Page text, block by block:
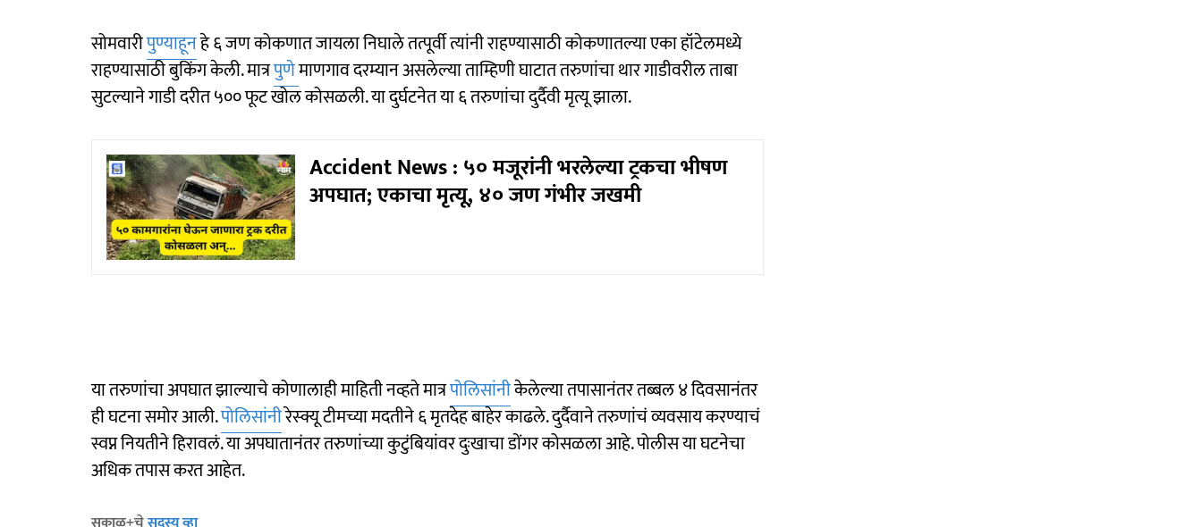
सोमवारीपुण्याहूनहे ६ जण कोकणात जायला निघाले तत्पूर्वी त्यांनी राहण्यासाठी कोकणातल्या एका हॉटेलमध्ये
राहण्यासाठी बुकिंग केली. मात्रपुणेमाणगाव दरम्यान असलेल्या ताम्हिणी घाटात तरुणांचा थार गाडीवरील ताबा
सुटल्याने गाडी दरीत ५०० फूट खोल कोसळली. या दुर्घटनेत या ६ तरुणांचा दुर्दैवी मृत्यू झाला.
Accident News : ५० मजूरांनी भरलेल्या ट्रकचा भीषण
अपघात; एकाचा मृत्यू, ४० जण गंभीर जखमी
या तरुणांचा अपघात झाल्याचे कोणालाही माहिती नव्हते मात्रपोलिसांनीकेलेल्या तपासानंतर तब्बल ४ दिवसानंतर
ही घटना समोर आली.पोलिसांनीरेस्क्यू टीमच्या मदतीने ६ मृतदेह बाहेर काढले. दुर्दैवाने तरुणांचं व्यवसाय करण्याचं
स्वप्न नियतीने हिरावलं. या अपघातानंतर तरुणांच्या कुटुंबियांवर दुःखाचा डोंगर कोसळला आहे. पोलीस या घटनेचा
अधिक तपास करत आहेत.